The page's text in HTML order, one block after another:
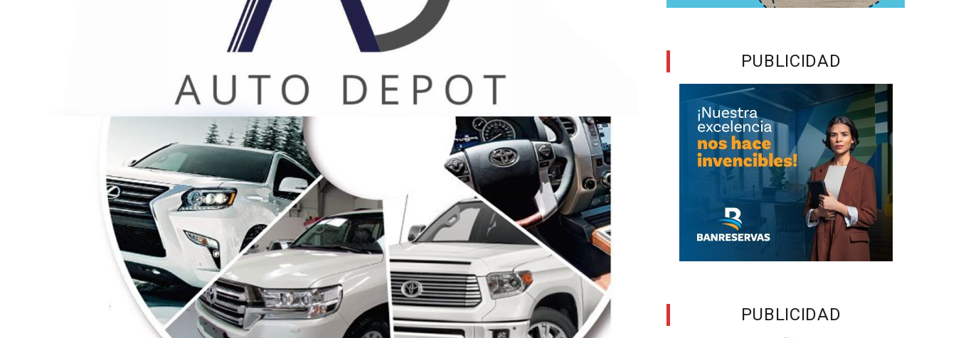
PUBLICIDAD
PUBLICIDAD